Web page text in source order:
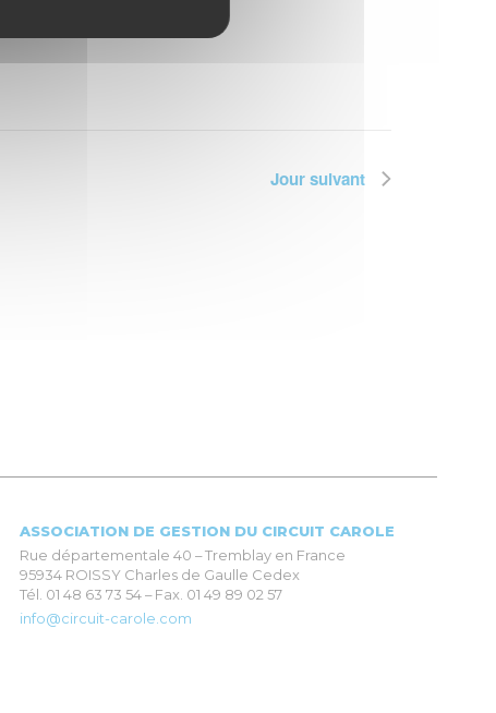
Jour suivant
ASSOCIATION DE GESTION DU CIRCUIT CAROLE
Rue départementale 40 – Tremblay en France
95934 ROISSY Charles de Gaulle Cedex
Tél. 01 48 63 73 54 – Fax. 01 49 89 02 57
info@circuit-carole.com